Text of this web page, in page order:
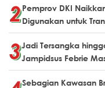
Pemprov DKI
Digunakan untuk
Jadi Tersangka
Jampidsus Febrie
Sebagian Kawasan